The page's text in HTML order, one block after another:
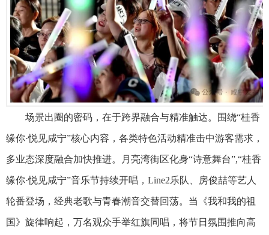
场景出圈的密码，在于跨界融合与精准触达。围绕“桂香
缘你·悦见咸宁”核心内容，各类特色活动精准击中游客需求，
多业态深度融合加快推进。月亮湾街区化身“诗意舞台”,“桂香
缘你·悦见咸宁”音乐节持续开唱， Line2乐队 、房俊喆等艺人
轮番登场，经典老歌与青春潮音交替回荡。当 《我和我的祖
国》 旋律响起，万名观众手举红旗同唱，将节日氛围推向高